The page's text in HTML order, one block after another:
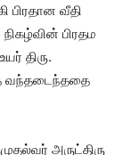
வீதி
பிரதம
திரு.
வந்தடைந்ததை
அருட்திரு